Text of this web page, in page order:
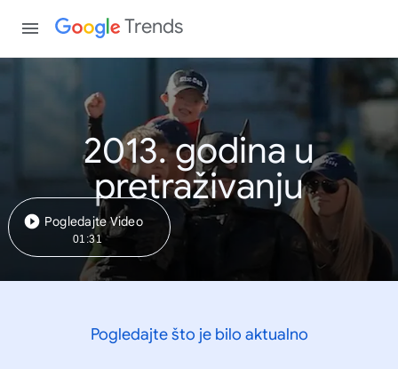
Trends
2013. godina u
pretraživanju
Pogledajte Video
01:31
Pogledajte što je bilo aktualno